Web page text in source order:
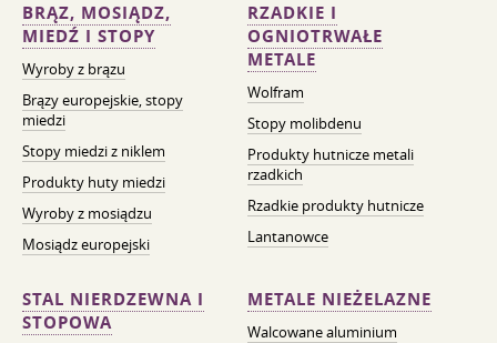
BRĄZ, MOSIĄDZ,
MIEDŹ I STOPY
Wyroby z brązu
Brązy europejskie, stopy
miedzi
Stopy miedzi z niklem
Produkty huty miedzi
Wyroby z mosiądzu
Mosiądz europejski
RZADKIE I
OGNIOTRWAŁE
METALE
Wolfram
Stopy molibdenu
Produkty hutnicze metali
rzadkich
Rzadkie produkty hutnicze
Lantanowce
STAL NIERDZEWNA I
STOPOWA
METALE NIEŻELAZNE
Walcowane aluminium